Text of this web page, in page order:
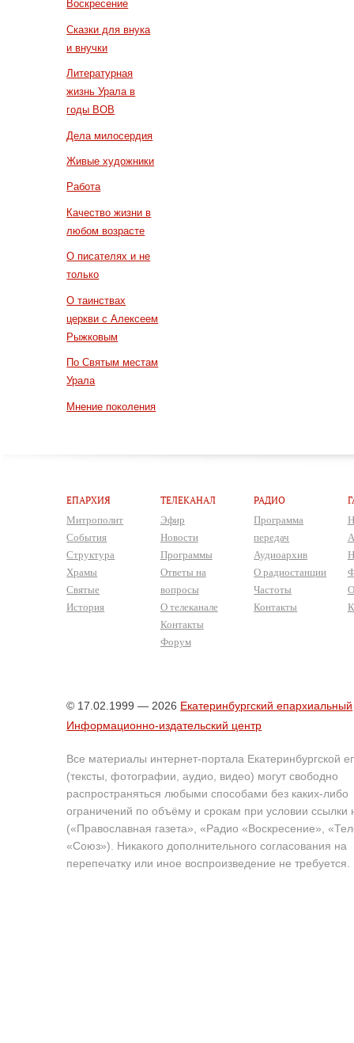
Воскресение
Сказки для внука
и внучки
Литературная
жизнь Урала в
годы ВОВ
Дела милосердия
Живые художники
Работа
Качество жизни в
любом возрасте
О писателях и не
только
О таинствах
церкви с Алексеем
Рыжковым
По Святым местам
Урала
Мнение поколения
ЕПАРХИЯ
Митрополит
События
Структура
Храмы
Святые
История
ТЕЛЕКАНАЛ
Эфир
Новости
Программы
Ответы на
вопросы
О телеканале
Контакты
Форум
РАДИО
Программа
передач
Аудиоархив
О радиостанции
Частоты
Контакты
© 17.02.1999 — 2026 Екатеринбургский епархиальный
Информационно-издательский центр
Все материалы интернет-портала Екатеринбургской
(тексты, фотографии, аудио, видео) могут свободно
распространяться любыми способами без каких-либо
ограничений по объёму и срокам при условии ссылки
(«Православная газета», «Радио «Воскресение»,
«Союз»). Никакого дополнительного согласования на
перепечатку или иное воспроизведение не требуется.